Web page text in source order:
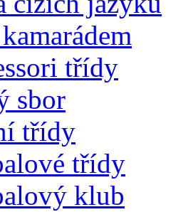
třídy
sbor
třídy
třídy
klub